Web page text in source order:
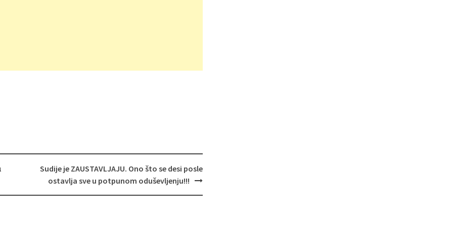
Sudije je ZAUSTAVLJAJU. Ono što se desi posle
ostavlja sve u potpunom oduševljenju!!!